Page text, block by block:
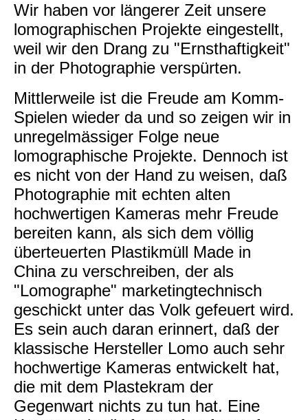
Wir haben vor längerer Zeit unsere
lomographischen Projekte eingestellt,
weil wir den Drang zu "Ernsthaftigkeit"
in der Photographie verspürten.
Mittlerweile ist die Freude am Komm-
Spielen wieder da und so zeigen wir in
unregelmässiger Folge neue
lomographische Projekte. Dennoch ist
es nicht von der Hand zu weisen, daß
Photographie mit echten alten
hochwertigen Kameras mehr Freude
bereiten kann, als sich dem völlig
überteuerten Plastikmüll Made in
China zu verschreiben, der als
"Lomographe" marketingtechnisch
geschickt unter das Volk gefeuert wird.
Es sein auch daran erinnert, daß der
klassische Hersteller Lomo auch sehr
hochwertige Kameras entwickelt hat,
die mit dem Plastekram der
Gegenwart nichts zu tun hat. Eine